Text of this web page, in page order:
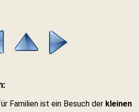
Familien ist ein Besuch der kleinen